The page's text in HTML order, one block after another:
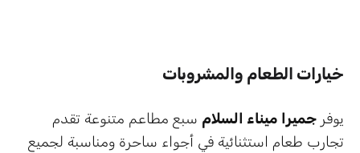
خيارات الطعام والمشروبات
يوفر جميرا ميناء السلام سبع مطاعم متنوعة تقدم
تجارب طعام استثنائية في أجواء ساحرة ومناسبة لجميع